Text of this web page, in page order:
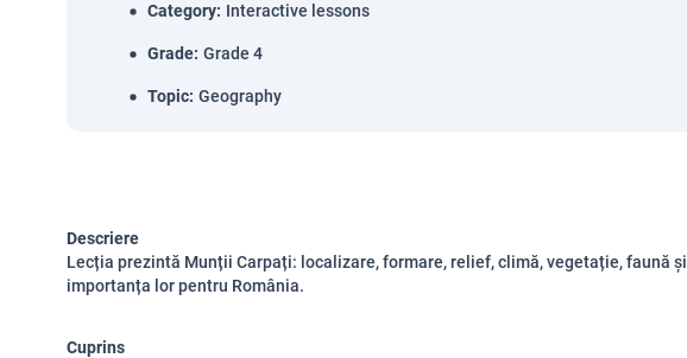
Category: Interactive lessons
Grade: Grade 4
Topic: Geography
Descriere
Lecția prezintă Munții Carpați: localizare, formare, relief, climă, vegetație, faună și
importanța lor pentru România.
Cuprins